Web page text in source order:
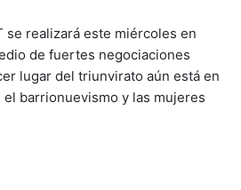
se realizará este miércoles en
de fuertes negociaciones
lugar del triunvirato aún está en
barrionuevismo y las mujeres